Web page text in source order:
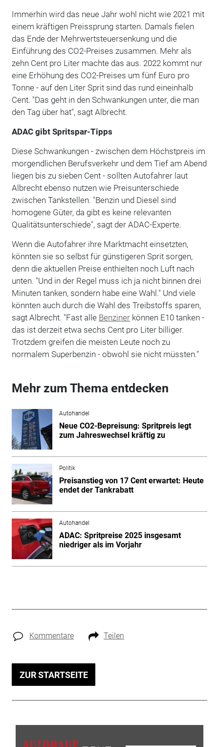
Immerhin wird das neue Jahr wohl nicht wie 2021 mit
einem kräftigen Preissprung starten. Damals fielen
das Ende der Mehrwertsteuersenkung und die
Einführung des CO2-Preises zusammen. Mehr als
zehn Cent pro Liter machte das aus. 2022 kommt nur
eine Erhöhung des CO2-Preises um fünf Euro pro
Tonne - auf den Liter Sprit sind das rund eineinhalb
Cent. "Das geht in den Schwankungen unter, die man
den Tag über hat", sagt Albrecht.
ADAC gibt Spritspar-Tipps
Diese Schwankungen - zwischen dem Höchstpreis im
morgendlichen Berufsverkehr und dem Tief am Abend
liegen bis zu sieben Cent - sollten Autofahrer laut
Albrecht ebenso nutzen wie Preisunterschiede
zwischen Tankstellen. "Benzin und Diesel sind
homogene Güter, da gibt es keine relevanten
Qualitätsunterschiede", sagt der ADAC-Experte.
Wenn die Autofahrer ihre Marktmacht einsetzten,
könnten sie so selbst für günstigeren Sprit sorgen,
denn die aktuellen Preise enthielten noch Luft nach
unten. "Und in der Regel muss ich ja nicht binnen drei
Minuten tanken, sondern habe eine Wahl." Und viele
könnten auch durch die Wahl des Treibstoffs sparen,
sagt Albrecht. "Fast alle Benzinerkönnen E10 tanken -
das ist derzeit etwa sechs Cent pro Liter billiger.
Trotzdem greifen die meisten Leute noch zu
normalem Superbenzin - obwohl sie nicht müssten."
Mehr zum Thema entdecken
Autohandel
Neue CO2-Bepreisung: Spritpreis legt
zum Jahreswechsel kräftig zu
Politik
Preisanstieg von 17 Cent erwartet: Heute
endet der Tankrabatt
Autohandel
ADAC: Spritpreise 2025 insgesamt
niedriger als im Vorjahr
Kommentare Teilen
ZUR STARTSEITE